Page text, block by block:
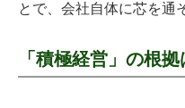
とで、会社自体に芯を通
「積極経営」の根